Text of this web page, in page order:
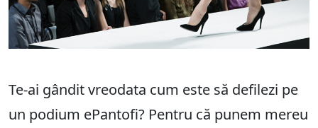
Te-ai gândit vreodata cum este să defilezi pe
un podium ePantofi? Pentru că punem mereu